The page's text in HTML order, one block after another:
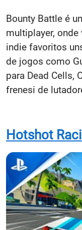
Bounty Battle é
multiplayer,
indie favoritos
de jogos como
para Dead Cells,
frenesi de
Hotshot